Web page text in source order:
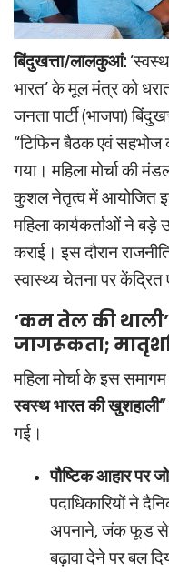
बिंदुखत्ता/लालकुआं:
भारत’ के मूल मंत्र को
जनता पार्टी (भाजपा)
“टिफिन बैठक एवं
गया। महिला मोर्चा की
कुशल नेतृत्व में आयोजित
महिला कार्यकर्ताओं ने बड़े
कराई। इस दौरान
स्वास्थ्य चेतना पर
‘कम तेल की
जागरूकता;
महिला मोर्चा के इस
स्वस्थ भारत की खुशहाली”
गई।
पौष्टिक आहार पर
पदाधिकारियों ने
अपनाने, जंक फूड से
बढ़ावा देने पर बल